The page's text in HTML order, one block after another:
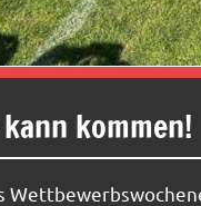
kommen!